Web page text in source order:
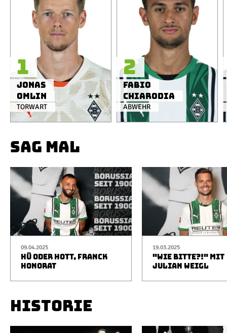
TORWART
Jonas
Omlin
1
ABWEHR
Fabio
Chiarodia
2
SAG MAL
09.04.2025
HÜ ODER HOTT, FRANCK
HONORAT
19.03.2025
"WIE BITTE?!" MIT
JULIAN WEIGL
HISTORIE